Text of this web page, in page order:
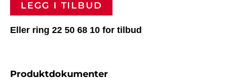
LEGG I TILBUD
Eller ring 22 50 68 10 for tilbud
Produktdokumenter